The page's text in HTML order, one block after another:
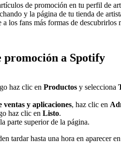
de promoción en tu perfil de
y la página de tu tienda de
los fans más formas de descubrirlos
promoción a Spotify
haz clic en Productos y selecciona
ventas y aplicaciones, haz clic en
haz clic en Listo.
parte superior de la página.
tardar hasta una hora en aparecer